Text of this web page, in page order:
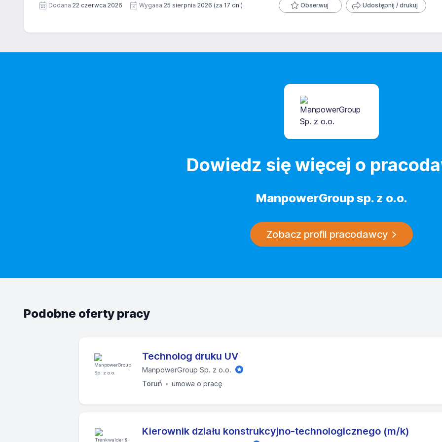
Dodana 22 czerwca 2026 Wygasa 25 sierpnia 2026 (za 17 dni) Obserwuj Udostępnij / drukuj
Dowiedz się więcej o
ManpowerGroup sp. z o.o.
Zobacz profil pracodawcy
Podobne oferty pracy
Technolog druku UV
ManpowerGroup Sp. z o.o.
Toruń
umowa o pracę
Kierownik działu konstrukcyjno-technologicznego (m/k)